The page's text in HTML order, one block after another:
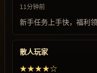
11分钟前
新手任务上手快，福利
散人玩家
★★★★☆